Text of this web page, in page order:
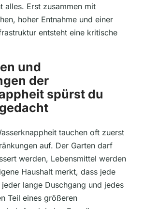
alles. Erst zusammen mit
hoher Entnahme und einer
entsteht eine kritische
und
der
spürst du
tauchen oft zuerst
auf. Der Garten darf
werden, Lebensmittel werden
Haushalt merkt, dass jede
lange Duschgang und jedes
Teil eines größeren